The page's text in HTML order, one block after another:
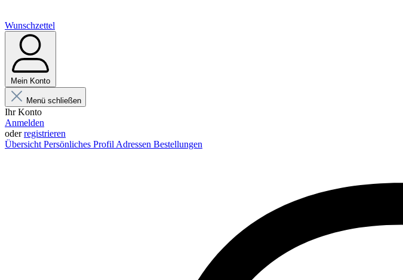
Wunschzettel
Mein Konto
Menü schließen
Ihr Konto
Anmelden
oderregistrieren
Übersicht Persönliches Profil Adressen Bestellungen